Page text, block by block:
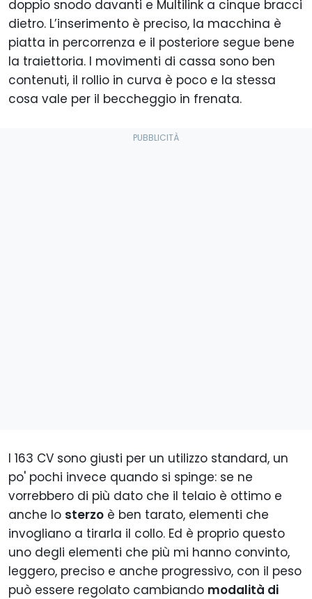
doppio snodo davanti e Multilink a cinque bracci
dietro. L’inserimento è preciso, la macchina è
piatta in percorrenza e il posteriore segue bene
la traiettoria. I movimenti di cassa sono ben
contenuti, il rollio in curva è poco e la stessa
cosa vale per il beccheggio in frenata.
I 163 CV sono giusti per un utilizzo standard, un
po' pochi invece quando si spinge: se ne
vorrebbero di più dato che il telaio è ottimo e
anche lo sterzo è ben tarato, elementi che
invogliano a tirarla il collo. Ed è proprio questo
uno degli elementi che più mi hanno convinto,
leggero, preciso e anche progressivo, con il peso
può essere regolato cambiando modalità di